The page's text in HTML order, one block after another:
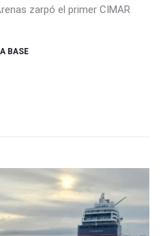
zarpó el primer CIMAR
BASE